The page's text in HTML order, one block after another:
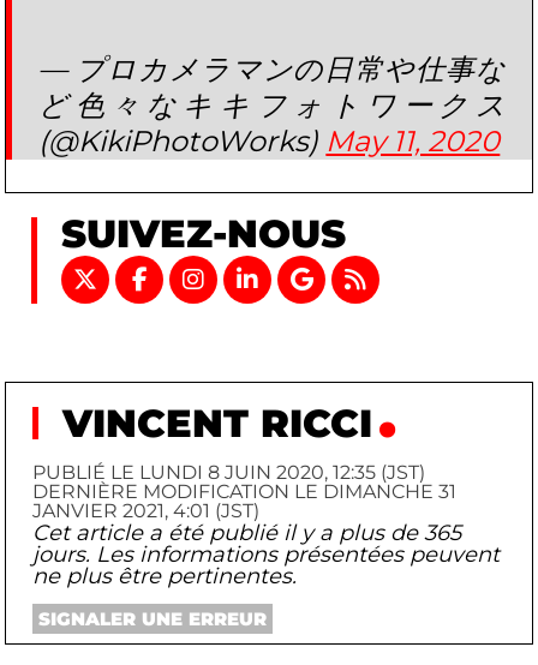
— プロカメラマンの日常や仕事な
ど色々なキキフォトワークス
(@KikiPhotoWorks) May 11, 2020
SUIVEZ-NOUS
VINCENT RICCI
PUBLIÉ LE LUNDI 8 JUIN 2020, 12:35 (JST)
DERNIÈRE MODIFICATION LE DIMANCHE 31
JANVIER 2021, 4:01 (JST)
Cet article a été publié il y a plus de 365
jours. Les informations présentées peuvent
ne plus être pertinentes.
SIGNALER UNE ERREUR